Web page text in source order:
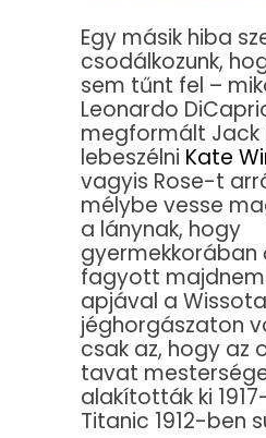
Egy másik hiba
csodálkozunk,
sem tűnt fel –
Leonardo
megformált Jack
lebeszélni Kate
vagyis Rose-t
mélybe vesse
a lánynak, hogy
fagyott
apjával a
jéghorgászaton
csak az, hogy az
tavat
alakították ki
Titanic 1912-ben